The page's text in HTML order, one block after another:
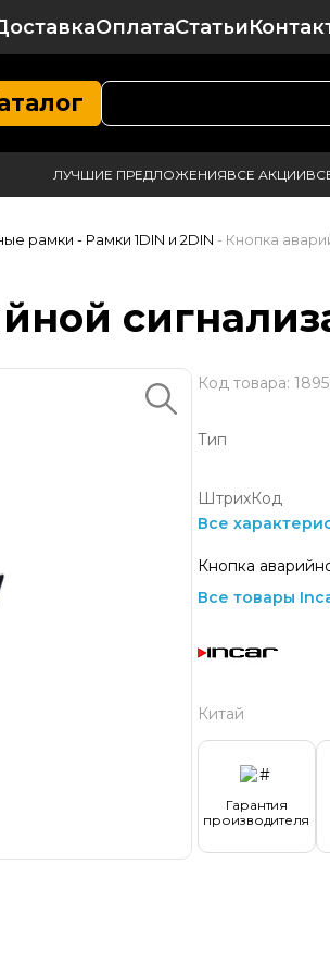
ОплатаСтатьи
ЛУЧШИЕ ПРЕДЛОЖЕНИЯВСЕ АКЦИИ
рамки - Рамки 1DIN и 2DIN - Кнопка
Код товара:
Тип
ШтрихКод
Все
Кнопка
Все товары
Китай
Гарантия
производителя